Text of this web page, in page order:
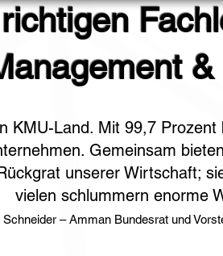
KMU-Land. Mit 99,7
Gemeinsam
unserer Wirtschaft;
vielen schlummern enorme
Schneider – Amman Bundesrat und